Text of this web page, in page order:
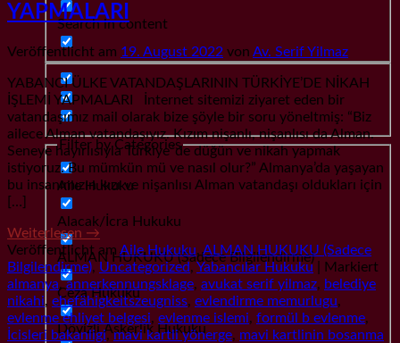
Search in content
Filter by Categories
Aile Hukuku
Alacak/İcra Hukuku
ALMAN HUKUKU (Sadece Bilgilendirme)
Ceza Hukuku
Dövizli Askerlik Hukuku
YAPMALARI
Veröffentlicht am 19. August 2022 von Av. Serif Yilmaz
YABANCI ÜLKE VATANDAŞLARININ TÜRKİYE’DE NİKAH
İŞLEMİ YAPMALARI İnternet sitemizi ziyaret eden bir
vatandaşımız mail olarak bize şöyle bir soru yöneltmiş: “Biz
ailece Alman vatandaşıyız. Kızım nişanlı, nişanlısı da Alman.
Seneye hayırlısıyla Türkiye´de düğün ve nikah yapmak
istiyoruz. Bu mümkün mü ve nasıl olur?” Almanya’da yaşayan
bu insanımızın kızı ve nişanlısı Alman vatandaşı oldukları için
[…]
Weiterlesen →
Veröffentlicht am Aile Hukuku,ALMAN HUKUKU (Sadece
Bilgilendirme), Uncategorized, Yabancılar Hukuku
Markiert
almanya,annerkennungsklage, avukat serif yilmaz, belediye
nikahi, ehefähigkeitszeugniss, evlendirme memurlugu,
evlenme ehliyet belgesi, evlenme islemi, formül b evlenme,
İcisleri bakanligi,mavi kartli yönerge, mavi kartlinin bosanma